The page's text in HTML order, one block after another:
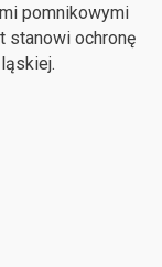
pomnikowymi
stanowi ochronę